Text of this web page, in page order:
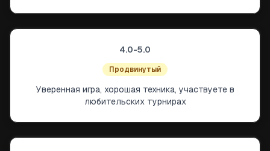
4.0-5.0
Продвинутый
Уверенная игра, хорошая техника, участвуете в
любительских турнирах